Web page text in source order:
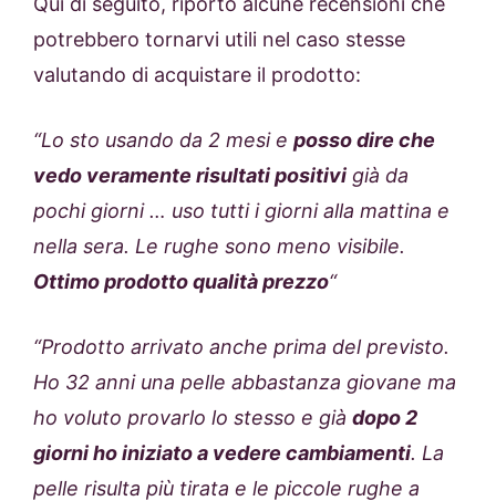
potrebbero tornarvi utili nel caso stesse
valutando di acquistare il prodotto:
“Lo sto usando da 2 mesi e posso dire che
vedo veramente risultati positivi già da
pochi giorni … uso tutti i giorni alla mattina e
nella sera. Le rughe sono meno visibile.
Ottimo prodotto qualità prezzo“
“Prodotto arrivato anche prima del previsto.
Ho 32 anni una pelle abbastanza giovane ma
ho voluto provarlo lo stesso e già dopo 2
giorni ho iniziato a vedere cambiamenti. La
pelle risulta più tirata e le piccole rughe a